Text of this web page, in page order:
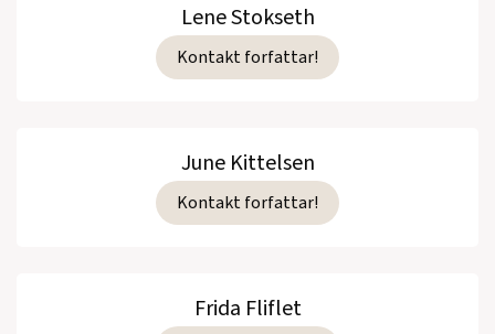
Lene Stokseth
Kontakt forfattar!
June Kittelsen
Kontakt forfattar!
Frida Fliflet